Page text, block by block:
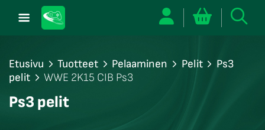
Etusivu Tuotteet Pelaaminen Pelit
Ps3
pelit
WWE 2K15 CIB Ps3
Ps3 pelit
sulje